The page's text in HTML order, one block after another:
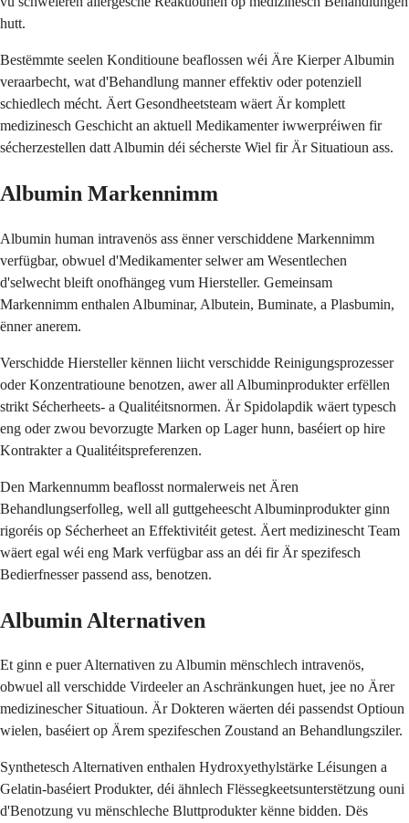
hutt.
Bestëmmte seelen Konditioune beaflossen wéi Äre Kierper Albumin
veraarbecht, wat d'Behandlung manner effektiv oder potenziell
schiedlech mécht. Äert Gesondheetsteam wäert Är komplett
medizinesch Geschicht an aktuell Medikamenter iwwerpréiwen fir
sécherzestellen datt Albumin déi sécherste Wiel fir Är Situatioun ass.
Albumin Markennimm
Albumin human intravenös ass ënner verschiddene Markennimm
verfügbar, obwuel d'Medikamenter selwer am Wesentlechen
d'selwecht bleift onofhängeg vum Hiersteller. Gemeinsam
Markennimm enthalen Albuminar, Albutein, Buminate, a Plasbumin,
ënner anerem.
Verschidde Hiersteller kënnen liicht verschidde Reinigungsprozesser
oder Konzentratioune benotzen, awer all Albuminprodukter erfëllen
strikt Sécherheets- a Qualitéitsnormen. Är Spidolapdik wäert typesch
eng oder zwou bevorzugte Marken op Lager hunn, baséiert op hire
Kontrakter a Qualitéitspreferenzen.
Den Markennumm beaflosst normalerweis net Ären
Behandlungserfolleg, well all guttgeheescht Albuminprodukter ginn
rigoréis op Sécherheet an Effektivitéit getest. Äert medizinescht Team
wäert egal wéi eng Mark verfügbar ass an déi fir Är spezifesch
Bedierfnesser passend ass, benotzen.
Albumin Alternativen
Et ginn e puer Alternativen zu Albumin mënschlech intravenös,
obwuel all verschidde Virdeeler an Aschränkungen huet, jee no Ärer
medizinescher Situatioun. Är Dokteren wäerten déi passendst Optioun
wielen, baséiert op Ärem spezifeschen Zoustand an Behandlungsziler.
Synthetesch Alternativen enthalen Hydroxyethylstärke Léisungen a
Gelatin-baséiert Produkter, déi ähnlech Flëssegkeetsunterstëtzung ouni
d'Benotzung vu mënschleche Bluttprodukter kënne bidden. Dës